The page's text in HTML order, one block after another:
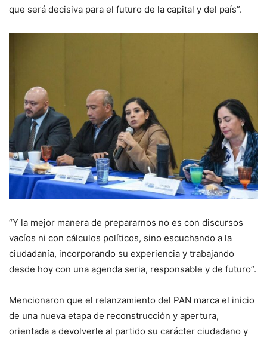
que será decisiva para el futuro de la capital y del país”.
“Y la mejor manera de prepararnos no es con discursos
vacíos ni con cálculos políticos, sino escuchando a la
ciudadanía, incorporando su experiencia y trabajando
desde hoy con una agenda seria, responsable y de futuro”.
Mencionaron que el relanzamiento del PAN marca el inicio
de una nueva etapa de reconstrucción y apertura,
orientada a devolverle al partido su carácter ciudadano y